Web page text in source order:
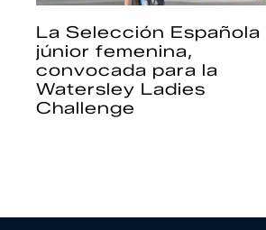
La Selección Española
júnior femenina,
convocada para la
Watersley Ladies
Challenge